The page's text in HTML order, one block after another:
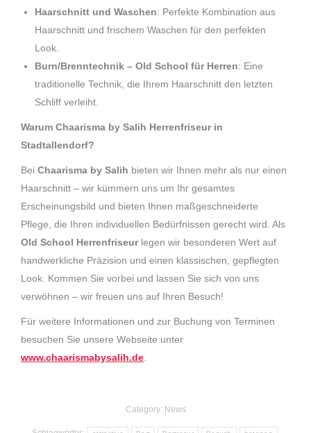
Haarschnitt und Waschen: Perfekte Kombination aus
Haarschnitt und frischem Waschen für den perfekten
Look.
Burn/Brenntechnik – Old School für Herren: Eine
traditionelle Technik, die Ihrem Haarschnitt den letzten
Schliff verleiht.
Warum Chaarisma by Salih Herrenfriseur in
Stadtallendorf?
Bei Chaarisma by Salih bieten wir Ihnen mehr als nur einen
Haarschnitt – wir kümmern uns um Ihr gesamtes
Erscheinungsbild und bieten Ihnen maßgeschneiderte
Pflege, die Ihren individuellen Bedürfnissen gerecht wird. Als
Old School Herrenfriseurlegen wir besonderen Wert auf
handwerkliche Präzision und einen klassischen, gepflegten
Look. Kommen Sie vorbei und lassen Sie sich von uns
verwöhnen – wir freuen uns auf Ihren Besuch!
Für weitere Informationen und zur Buchung von Terminen
besuchen Sie unsere Webseite unter
www.chaarismabysalih.de
Category: News